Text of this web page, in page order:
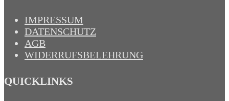
IMPRESSUM
DATENSCHUTZ
AGB
WIDERRUFSBELEHRUNG
QUICKLINKS